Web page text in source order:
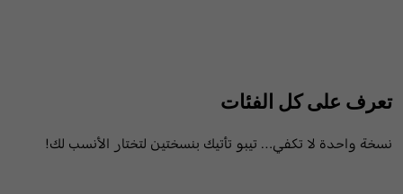
تعرف على كل الفئات
نسخة واحدة لا تكفي… تيبو تأتيك بنسختين لتختار الأنسب لك!